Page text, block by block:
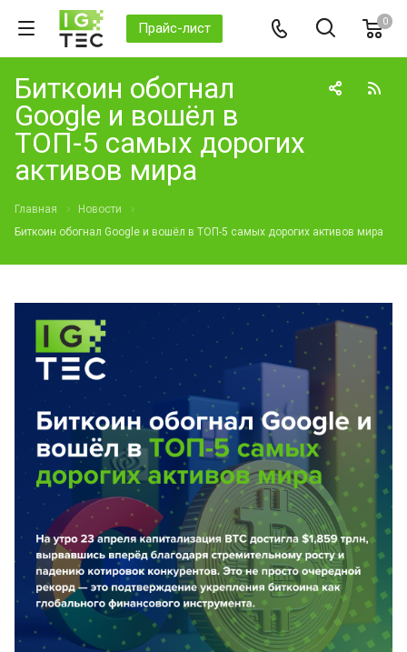
Прайс-лист 0
Биткоин обогнал
Google и вошёл в
ТОП-5 самых дорогих
активов мира
Главная
Новости
Биткоин обогнал Google и вошёл в ТОП-5 самых дорогих активов мира